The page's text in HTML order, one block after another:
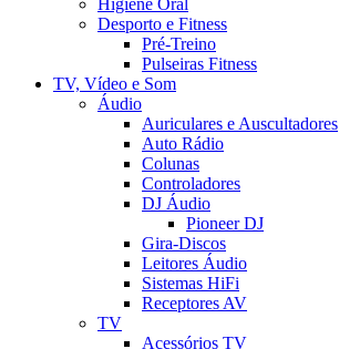
Higiene Oral
Desporto e Fitness
Pré-Treino
Pulseiras Fitness
TV, Vídeo e Som
Áudio
Auriculares e Auscultadores
Auto Rádio
Colunas
Controladores
DJ Áudio
Pioneer DJ
Gira-Discos
Leitores Áudio
Sistemas HiFi
Receptores AV
TV
Acessórios TV